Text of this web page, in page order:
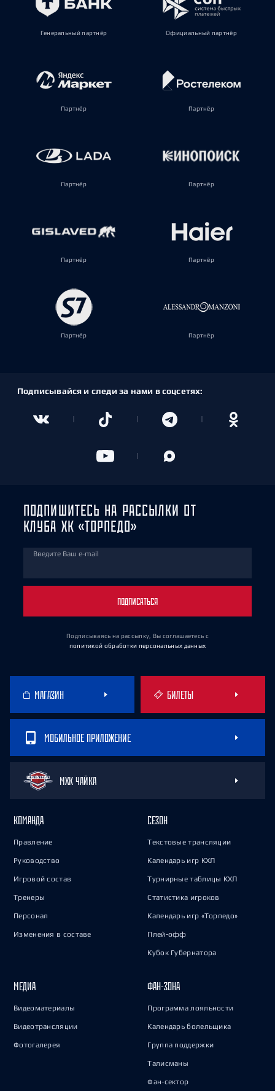
Генеральный партнёр Официальный партнёр
Партнёр Партнёр
Партнёр Партнёр
Партнёр Партнёр
Партнёр Партнёр
Подписывайся и следи за нами в соцсетях:
ПОДПИШИТЕСЬ НА РАССЫЛКИ ОТ
КЛУБА ХК «ТОРПЕДО»
Введите Ваш e-mail
ПОДПИСАТЬСЯ
Подписываясь на рассылку, Вы соглашаетесь с
политикой обработки персональных данных
МАГАЗИН БИЛЕТЫ
МОБИЛЬНОЕ ПРИЛОЖЕНИЕ
МХК ЧАЙКА
КОМАНДА
Правление
Руководство
Игровой состав
Тренеры
Персонал
Изменения в составе
СЕЗОН
Текстовые трансляции
Календарь игр КХЛ
Турнирные таблицы КХЛ
Статистика игроков
Календарь игр «Торпедо»
Плей-офф
Кубок Губернатора
МЕДИА
Видеоматериалы
Видеотрансляции
Фотогалерея
ФАН-ЗОНА
Программа лояльности
Календарь болельщика
Группа поддержки
Талисманы
Фан-сектор